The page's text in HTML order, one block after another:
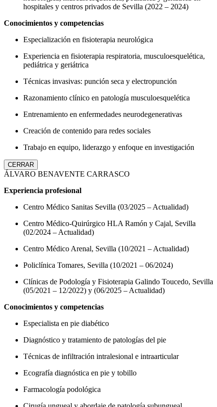
hospitales y centros privados de Sevilla (2022 – 2024)
Conocimientos y competencias
Especialización en fisioterapia neurológica
Experiencia en fisioterapia respiratoria, musculoesquelética,
pediátrica y geriátrica
Técnicas invasivas: punción seca y electropunción
Razonamiento clínico en patología musculoesquelética
Entrenamiento en enfermedades neurodegenerativas
Creación de contenido para redes sociales
Trabajo en equipo, liderazgo y enfoque en investigación
CERRAR
ÁLVARO BENAVENTE CARRASCO
Experiencia profesional
Centro Médico Sanitas Sevilla (03/2025 – Actualidad)
Centro Médico-Quirúrgico HLA Ramón y Cajal, Sevilla
(02/2024 – Actualidad)
Centro Médico Arenal, Sevilla (10/2021 – Actualidad)
Policlínica Tomares, Sevilla (10/2021 – 06/2024)
Clínicas de Podología y Fisioterapia Galindo Toucedo, Sevilla
(05/2021 – 12/2022) y (06/2025 – Actualidad)
Conocimientos y competencias
Especialista en pie diabético
Diagnóstico y tratamiento de patologías del pie
Técnicas de infiltración intralesional e intraarticular
Ecografía diagnóstica en pie y tobillo
Farmacología podológica